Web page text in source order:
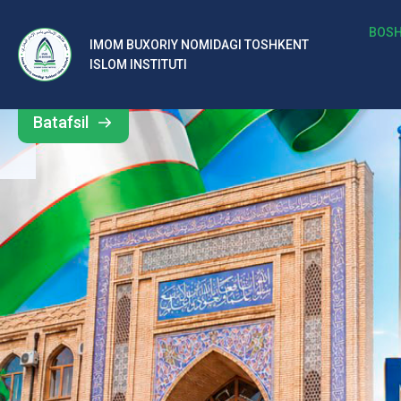
IMOM BUXORIY NOMIDAGI TOSHKENT
ISLOM INSTITUTI
b
al
ar
o‘
rt
a
si
d
Barcha
yangiliklar
Batafsil